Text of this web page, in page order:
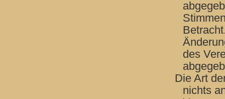
des
Die Art
nichts